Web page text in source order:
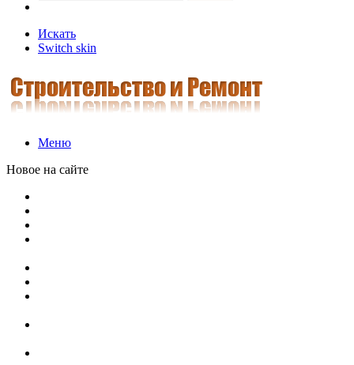
Искать
Switch skin
Меню
Новое на сайте